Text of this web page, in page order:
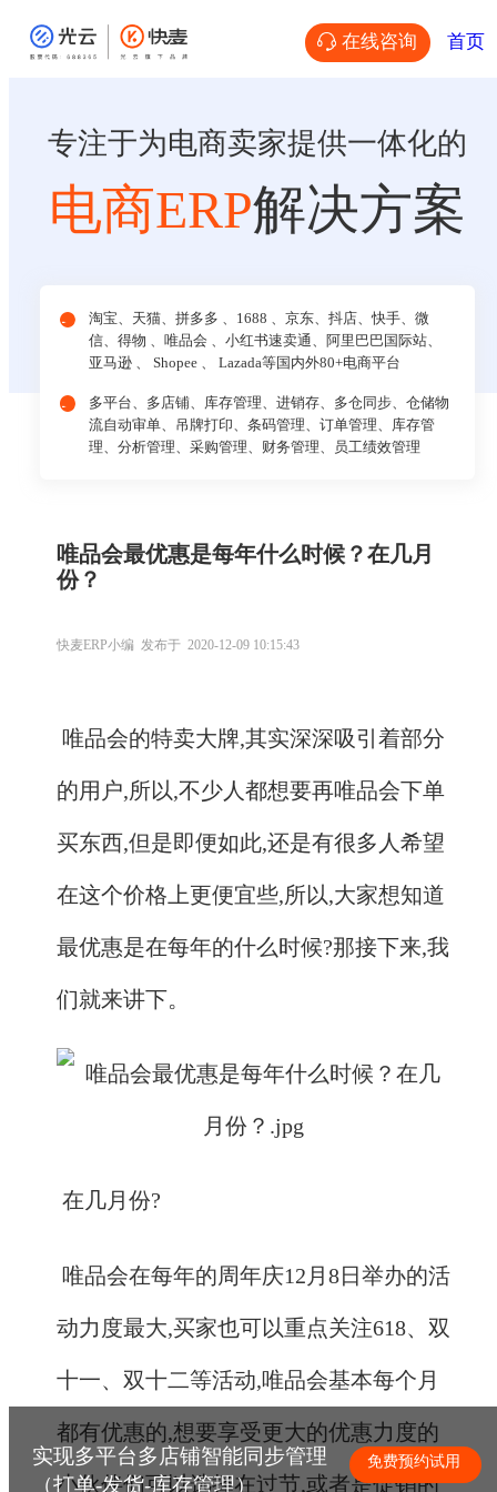
在线咨询 首页
专注于为电商卖家提供一体化的
电商ERP解决方案
唯品会最优惠是每年什么时候？在几月
份？
快麦ERP小编 发布于 2020-12-09 10:15:43
实现多平台多店铺智能同步管理
（打单-发货-库存管理）
免费预约试用
淘宝、天猫、拼多多 、1688 、京东、抖店、快手、微
信、得物 、唯品会 、小红书速卖通、阿里巴巴国际站、
亚马逊 、 Shopee 、 Lazada等国内外80+电商平台
多平台、多店铺、库存管理、进销存、多仓同步、仓储物
流自动审单、吊牌打印、条码管理、订单管理、库存管
理、分析管理、采购管理、财务管理、员工绩效管理
唯品会的特卖大牌,其实深深吸引着部分
的用户,所以,不少人都想要再唯品会下单
买东西,但是即便如此,还是有很多人希望
在这个价格上更便宜些,所以,大家想知道
最优惠是在每年的什么时候?那接下来,我
们就来讲下。
在几月份?
唯品会在每年的周年庆12月8日举办的活
动力度最大,买家也可以重点关注618、双
十一、双十二等活动,唯品会基本每个月
都有优惠的,想要享受更大的优惠力度的
小伙伴们可以选择在过节,或者是促销的